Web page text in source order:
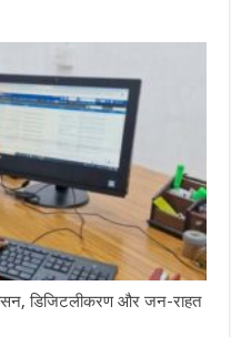
डिजिटलीकरण और जन-राहत